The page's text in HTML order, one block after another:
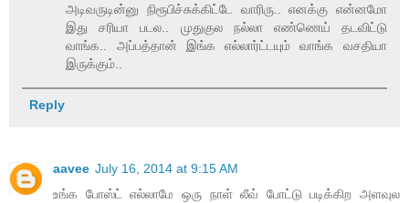
அடிவருடின்னு நிரூபிச்சுக்கிட்டே வாரிரு.. எனக்கு என்னமோ
இது சரியா படல.. முதுகுல நல்லா எண்ணெய் தடவிட்டு
வாங்க.. அப்பத்தான் இங்க எல்லார்ட்டயும் வாங்க வசதியா
இருக்கும்..
Reply
aavee July 16, 2014 at 9:15 AM
உங்க போஸ்ட் எல்லாமே ஒரு நாள் லீவ் போட்டு படிக்கிற அளவுல